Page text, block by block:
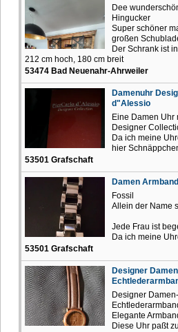
Dee
Hingucker
Super schöner
großen
Der Schrank ist
212 cm hoch, 180 cm breit
53474 Bad Neuenahr-Ahrweiler
Damenuhr
d"Alessio
Eine Damen Uhr
Designer
Da ich meine
hier
53501 Grafschaft
Damen
Fossil
Allein der Name
Jede Frau ist
Da ich meine
53501 Grafschaft
Designer
Designer
Elegante
Diese Uhr paßt